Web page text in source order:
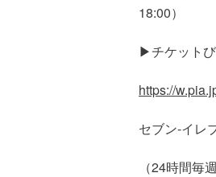
18:00）
▶チケット
https://
セブン-イレ
（24時間毎